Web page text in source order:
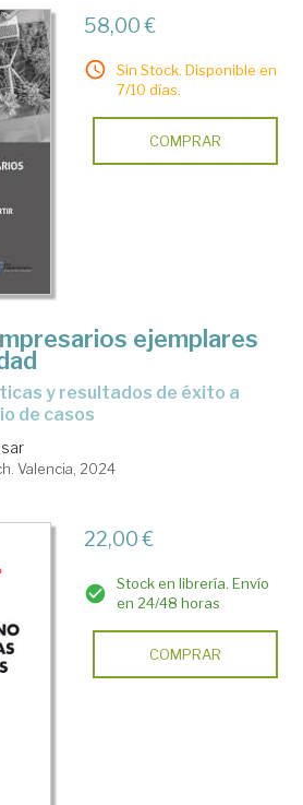
58,00 €
Sin Stock. Disponible en
7/10 días.
COMPRAR
ejemplares
de casos
Valencia, 2024
22,00 €
Stock en librería. Envío
en 24/48 horas
COMPRAR